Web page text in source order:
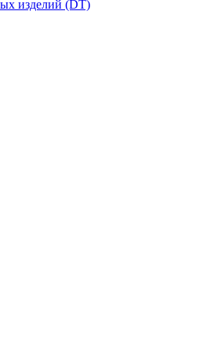
изделий (DT)